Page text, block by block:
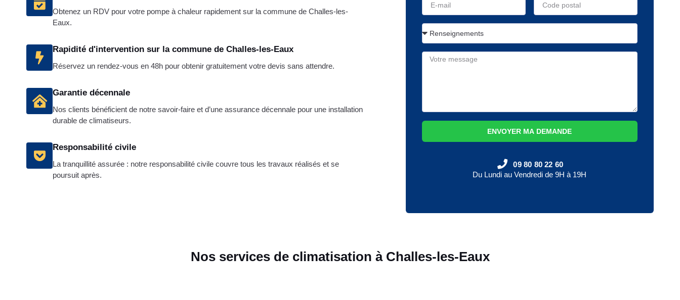
Obtenez un RDV pour votre pompe à chaleur rapidement sur la commune de Challes-les-
Eaux.
Rapidité d'intervention sur la commune de Challes-les-Eaux
Réservez un rendez-vous en 48h pour obtenir gratuitement votre devis sans attendre.
Garantie décennale
Nos clients bénéficient de notre savoir-faire et d’une assurance décennale pour une installation
durable de climatiseurs.
Responsabilité civile
La tranquillité assurée : notre responsabilité civile couvre tous les travaux réalisés et se
poursuit après.
ENVOYER MA DEMANDE
09 80 80 22 60
Du Lundi au Vendredi de 9H à 19H
Nos services de climatisation à Challes-les-Eaux